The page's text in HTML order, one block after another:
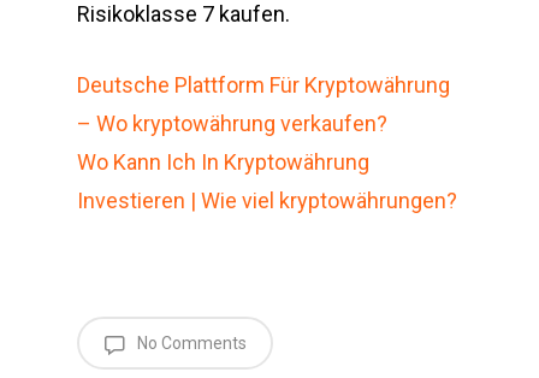
Risikoklasse 7 kaufen.
Deutsche Plattform Für Kryptowährung
– Wo kryptowährung verkaufen?
Wo Kann Ich In Kryptowährung
Investieren | Wie viel kryptowährungen?
No Comments